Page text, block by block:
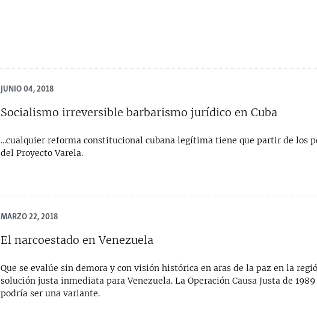
JUNIO 04, 2018
Socialismo irreversible barbarismo jurídico en Cuba
...cualquier reforma constitucional cubana legítima tiene que partir de los
del Proyecto Varela.
MARZO 22, 2018
El narcoestado en Venezuela
Que se evalúe sin demora y con visión histórica en aras de la paz en la
solución justa inmediata para Venezuela. La Operación Causa Justa de
podría ser una variante.